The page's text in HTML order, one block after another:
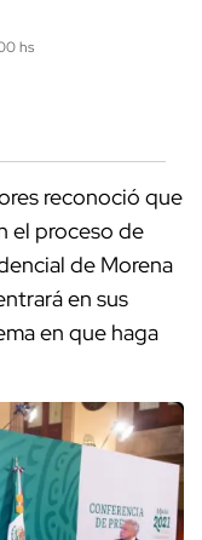
hs
reconoció que
el proceso de
de Morena
en sus
en que haga